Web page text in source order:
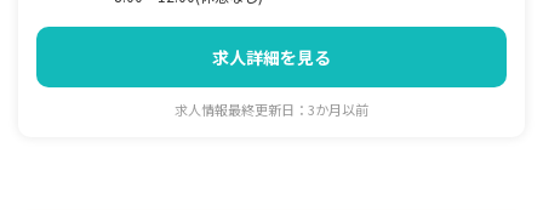
求人詳細を見る
求人情報最終更新日：3か月以前